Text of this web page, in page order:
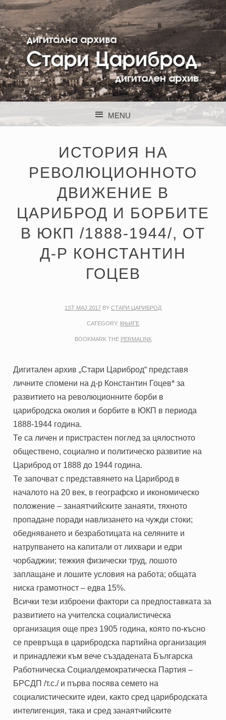
STARI CARIBROD
MENU
ИСТОРИЯ НА
РЕВОЛЮЦИОННОТО
ДВИЖЕНИЕ В
ЦАРИБРОД И БОРБИТЕ
В ЮКП /1888-1944/, ОТ
Д-Р КОНСТАНТИН
ГОЦЕВ
1ST МАЈ 2017 BY СТАРИ ЦАРИБРОД
CATEGORY: КЊИГЕ
BOOKMARK THE PERMALINK
Дигитален архив „Стари Цариброд“ представя
личните спомени на д-р Константин Гоцев* за
развитието на революционните борби в
царибродска околия и борбите в ЮКП в периода
1888-1944 година.
Те са личен и пристрастен поглед за цялостното
обществено, социално и политическо развитие на
Цариброд от 1888 до 1944 година.
Те започват с представянето на Цариброд в
началото на 20 век, в географско и икономическо
положение – занаятчийските занаяти, тяхното
пропадане поради навлизането на чужди стоки;
обедняването и безработицата на селяните и
натрупването на капитали от лихвари и едри
чорбаджии; тежкия физически труд, лошото
заплащане и лошите условия на работа; общата
ниска грамотност – едва 15%.
Всички тези изброени фактори са предпоставката за
развитието на учителска социалистическа
организация още през 1905 година, която по-късно
се превръща в царибродска партийна организация
и принадлежи към вече създадената Българска
Работническа Социалдемократическа Партия –
БРСДП /т.с./ и първа посява семето на
социалистическите идеи, както сред царибродската
интелигенция, така и сред занаятчийските